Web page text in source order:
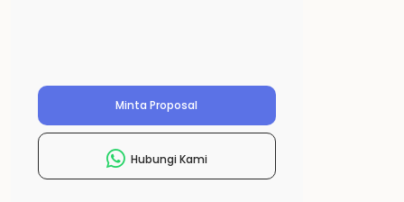
Minta Proposal
Hubungi Kami